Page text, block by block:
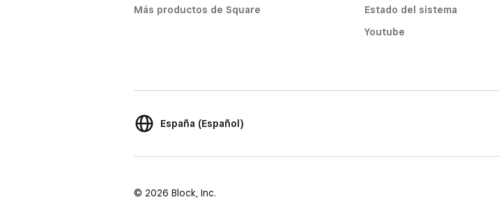
Más productos de Square
Estado del sistema
Youtube
España (Español)
© 2026 Block, Inc.